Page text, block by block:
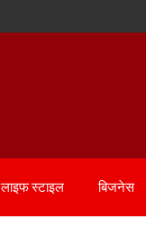
लाइफ स्टाइल बिजनेस